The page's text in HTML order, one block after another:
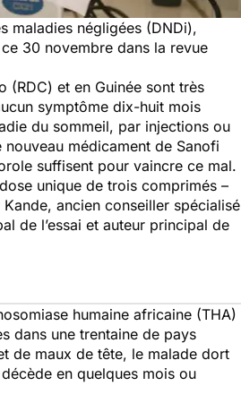
maladies négligées (DNDi),
30 novembre dans la revue
(RDC) et en Guinée sont très
symptôme dix-huit mois
du sommeil, par injections ou
médicament de Sanofi
suffisent pour vaincre ce mal.
unique de trois comprimés –
ancien conseiller spécialisé
de l’essai et auteur principal de
humaine africaine (THA)
dans une trentaine de pays
de maux de tête, le malade dort
en quelques mois ou